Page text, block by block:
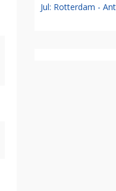
Jul: Rotterdam -